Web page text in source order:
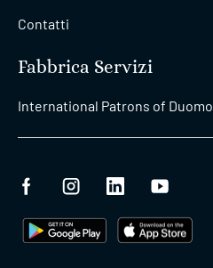
Contatti
Fabbrica Servizi
International Patrons of Duomo